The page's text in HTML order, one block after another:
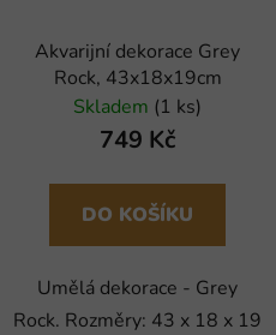
Akvarijní dekorace Grey
Rock, 43x18x19cm
Skladem (1 ks)
749 Kč
DO KOŠÍKU
Umělá dekorace - Grey
Rock. Rozměry: 43 x 18 x 19